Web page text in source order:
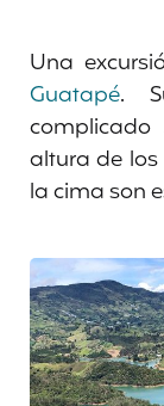
Una
Guatapé.
altura de
la cima son